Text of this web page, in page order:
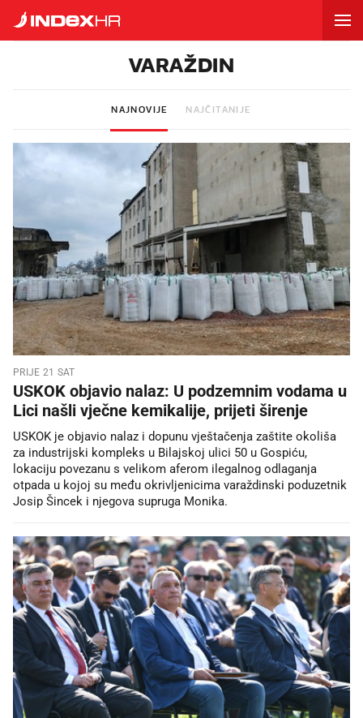
VARAŽDIN
NAJNOVIJE NAJČITANIJE
PRIJE 21 SAT
USKOK objavio nalaz: U podzemnim vodama u
Lici našli vječne kemikalije, prijeti širenje
USKOK je objavio nalaz i dopunu vještačenja zaštite okoliša
za industrijski kompleks u Bilajskoj ulici 50 u Gospiću,
lokaciju povezanu s velikom aferom ilegalnog odlaganja
otpada u kojoj su među okrivljenicima varaždinski poduzetnik
Josip Šincek i njegova supruga Monika.